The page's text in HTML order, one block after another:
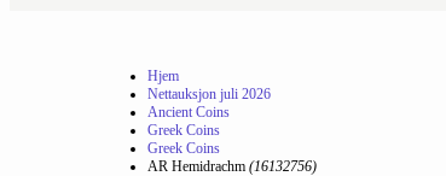
Hjem
Nettauksjon juli 2026
Ancient Coins
Greek Coins
Greek Coins
AR Hemidrachm (16132756)